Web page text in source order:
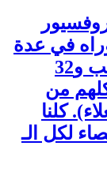
مؤهلات عليا منهم 5 بروفسيور
الدكتوراه في عدة
تخصصات وعدد 14 استشاري طب و32
من
كلنا
لكل الـ